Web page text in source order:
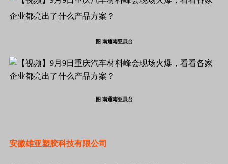
图 南通南亚展台
图 南通南亚展台
安徽雄亚塑胶科技有限公司